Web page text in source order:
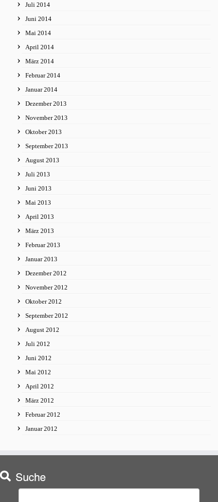
Juli 2014
Juni 2014
Mai 2014
April 2014
März 2014
Februar 2014
Januar 2014
Dezember 2013
November 2013
Oktober 2013
September 2013
August 2013
Juli 2013
Juni 2013
Mai 2013
April 2013
März 2013
Februar 2013
Januar 2013
Dezember 2012
November 2012
Oktober 2012
September 2012
August 2012
Juli 2012
Juni 2012
Mai 2012
April 2012
März 2012
Februar 2012
Januar 2012
Suche